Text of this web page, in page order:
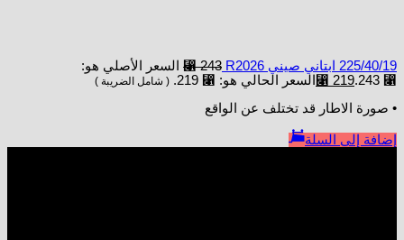
225/40/19 ابتاني صيني R2026 ⃁243
السعر الأصلي هو:
⃁ 243.
⃁ 219 السعر الحالي هو: ⃁ 219. ( شامل الضريبة )
• صورة الاطار قد تختلف عن الواقع
إضافة إلى السلة